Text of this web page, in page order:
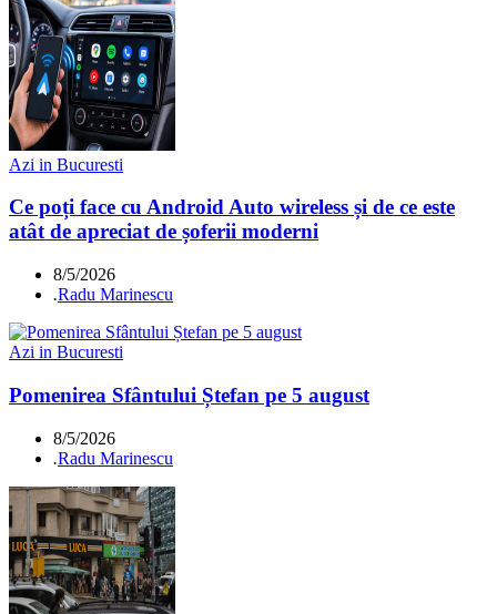
Azi in Bucuresti
Ce poți face cu Android Auto wireless și de ce este
atât de apreciat de șoferii moderni
8/5/2026
.Radu Marinescu
Azi in Bucuresti
Pomenirea Sfântului Ștefan pe 5 august
8/5/2026
.Radu Marinescu